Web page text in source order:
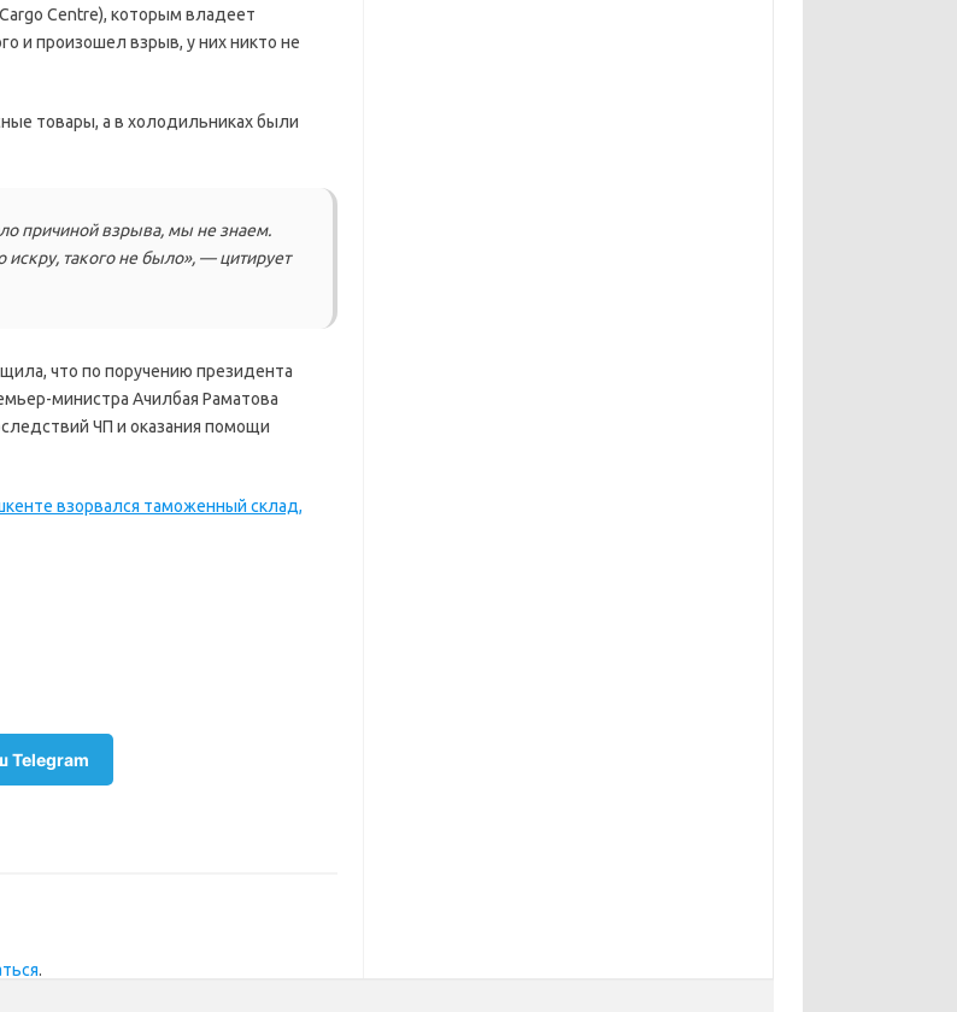
Centre), которым владеет
и произошел взрыв, у них никто не
товары, а в холодильниках были
причиной взрыва, мы не знаем.
такого не было», — цитирует
что по поручению президента
министра Ачилбая Раматова
ЧП и оказания помощи
взорвался таможенный склад,
Telegram
.